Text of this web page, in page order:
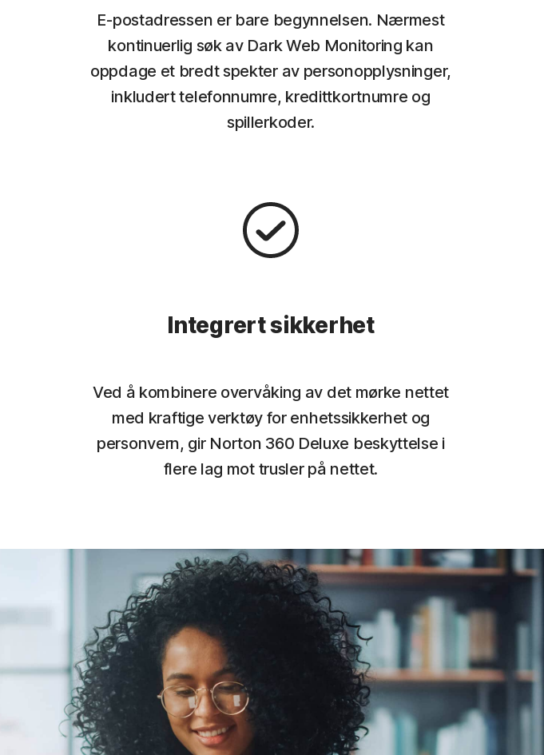
E-postadressen er bare begynnelsen. Nærmest
kontinuerlig søk av Dark Web Monitoring kan
oppdage et bredt spekter av personopplysninger,
inkludert telefonnumre, kredittkortnumre og
spillerkoder.
Integrert sikkerhet
Ved å kombinere overvåking av det mørke nettet
med kraftige verktøy for enhetssikkerhet og
personvern, gir Norton 360 Deluxe beskyttelse i
flere lag mot trusler på nettet.